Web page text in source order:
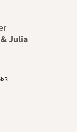
Julia